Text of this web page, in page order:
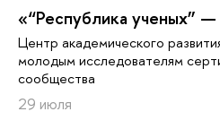
«“Республика ученых”
Центр академического
молодым исследователям
сообщества
29 июля